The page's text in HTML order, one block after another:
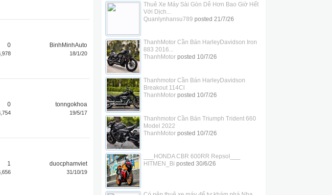
0 BinhMinhAuto
18/1/20
0 tonngokhoa
19/5/17
1 duocphamviet
31/10/19
Thuê Xe Máy Sài Gòn Dễ Hơn Bao Giờ Hết
Với Dịch...
Quanlynhansu789 posted 21/7/26
ThanhMotor Cần Bán HarleyDavidson Iron
883 2016...
ThanhMotorposted 10/7/26
Thanhmotor Cần Bán HarleyDavidson
Breakout 114CI
ThanhMotorposted 10/7/26
Thanhmotor Cần Bán Triumph Trident 660
Model 2022
ThanhMotorposted 10/7/26
___HONDA CBR 600RR Repsol___
HITMEN_Bi posted 30/6/26